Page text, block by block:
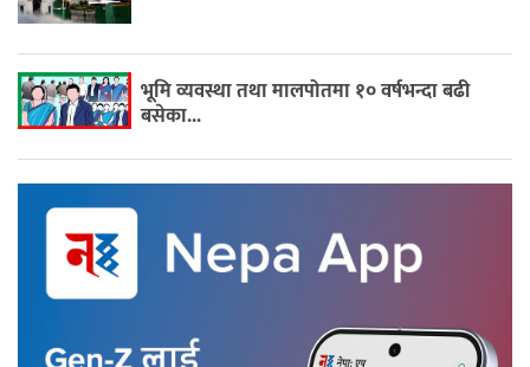
भूमि व्यवस्था तथा मालपोतमा १० वर्षभन्दा बढी
बसेका...